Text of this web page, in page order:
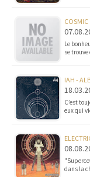
COSMIC
Le
se
IAH -
C’est
eux qui
dans la